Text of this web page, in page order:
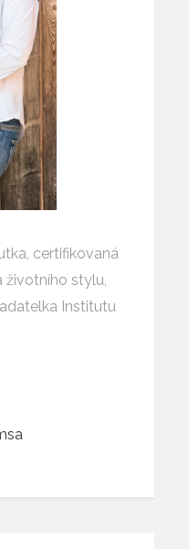
certifikovaná
stylu,
Institutu